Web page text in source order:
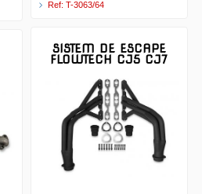
Ref: T-3063/64
SISTEM DE ESCAPE
FLOWTECH CJ5 CJ7